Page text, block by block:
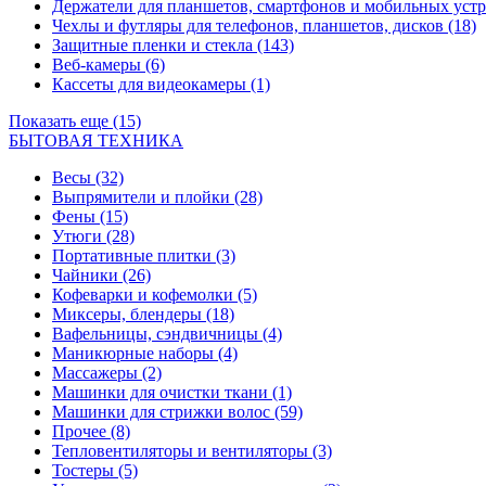
Держатели для планшетов, смартфонов и мобильных
Чехлы и футляры для телефонов, планшетов, дисков (18)
Защитные пленки и стекла (143)
Веб-камеры (6)
Кассеты для видеокамеры (1)
Показать еще (15)
БЫТОВАЯ ТЕХНИКА
Весы (32)
Выпрямители и плойки (28)
Фены (15)
Утюги (28)
Портативные плитки (3)
Чайники (26)
Кофеварки и кофемолки (5)
Миксеры, блендеры (18)
Вафельницы, сэндвичницы (4)
Маникюрные наборы (4)
Массажеры (2)
Машинки для очистки ткани (1)
Машинки для стрижки волос (59)
Прочее (8)
Тепловентиляторы и вентиляторы (3)
Тостеры (5)